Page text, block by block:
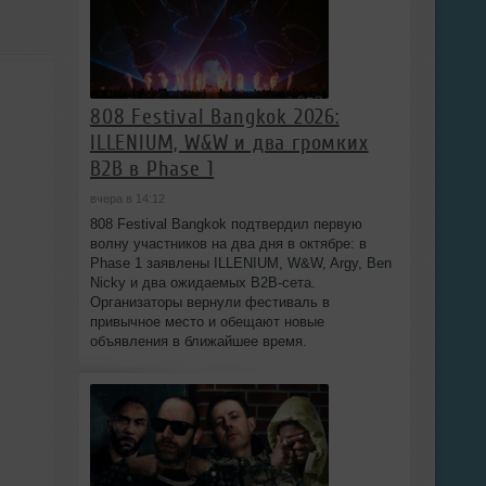
808 Festival Bangkok 2026:
ILLENIUM, W&W и два громких
B2B в Phase 1
вчера в 14:12
808 Festival Bangkok подтвердил первую
волну участников на два дня в октябре: в
Phase 1 заявлены ILLENIUM, W&W, Argy, Ben
Nicky и два ожидаемых B2B-сета.
Организаторы вернули фестиваль в
привычное место и обещают новые
объявления в ближайшее время.